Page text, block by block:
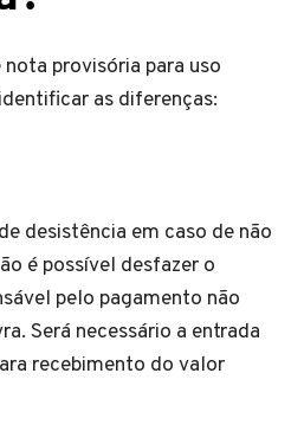
provisória para uso
as diferenças:
desistência em caso de não
é possível desfazer o
pelo pagamento não
Será necessário a entrada
recebimento do valor